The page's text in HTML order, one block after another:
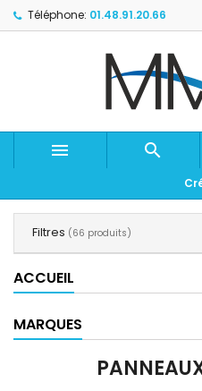
Téléphone: 01.48.91.20.66
 
Filtres (66 produits)
ACCUEIL
MARQUES